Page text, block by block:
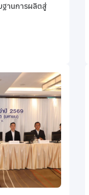
ฐานการผลิตสู่